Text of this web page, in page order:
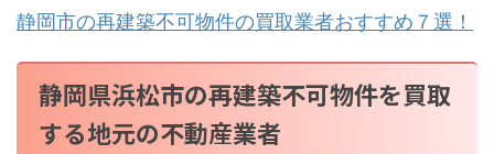
静岡市の再建築不可物件の買取業者おすすめ７選！
静岡県浜松市の再建築不可物件を買取
する地元の不動産業者